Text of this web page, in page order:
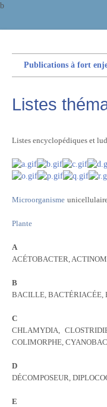
b
Publications à fort
Listes
Listes encyclopédiques et
Microorganisme
Plante
A
ACÉTOBACTER,
B
BACILLE, BACTÉRIACÉE,
C
CHLAMYDIA,
COLIMORPHE,
D
DÉCOMPOSEUR,
E